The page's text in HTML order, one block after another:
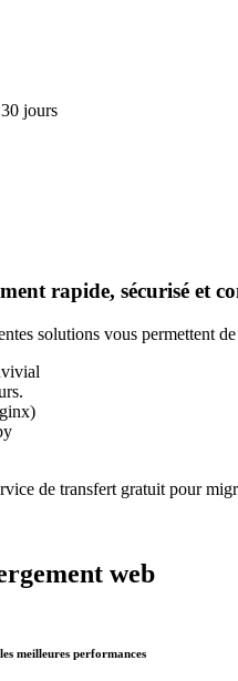
jours
rapide, sécurisé et
solutions vous permettent
de transfert gratuit pour
web
meilleures performances